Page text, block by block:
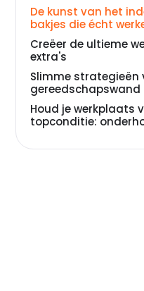
De kunst van het
bakjes die écht
Creëer de ultieme
extra's
Slimme strategieën
gereedschapswand
Houd je werkplaats
topconditie: